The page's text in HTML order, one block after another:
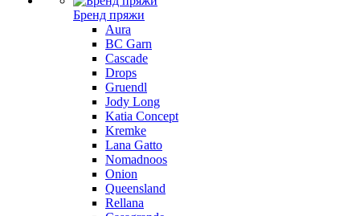
Бренд пряжи
Aura
BC Garn
Cascade
Drops
Gruendl
Jody Long
Katia Concept
Kremke
Lana Gatto
Nomadnoos
Onion
Queensland
Rellana